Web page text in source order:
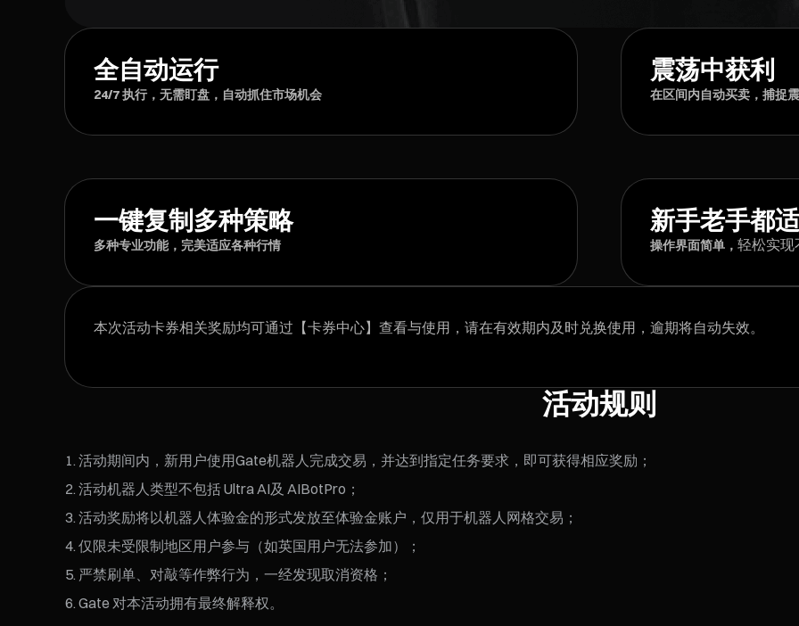
全自动运行
24/7 执行，无需盯盘，自动抓住市场机会
震荡中获利
在区间内自动买卖，捕捉
一键复制多种策略
多种专业功能，完美适应各种行情
新手老手都
操作界面简单， 轻松实现
本次活动卡券相关奖励均可通过【卡券中心】查看与使用，请在有效期内及时兑换使用，逾期将自动失效。
活动规则
活动期间内，新用户使用Gate机器人完成交易，并达到指定任务要求，即可获得相应奖励；
活动机器人类型不包括 Ultra AI及 AIBotPro；
活动奖励将以机器人体验金的形式发放至体验金账户，仅用于机器人网格交易；
仅限未受限制地区用户参与（如英国用户无法参加）；
严禁刷单、对敲等作弊行为，一经发现取消资格；
Gate 对本活动拥有最终解释权。